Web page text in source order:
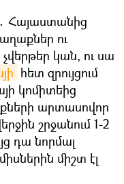
Հայաստանից
ու
կան, ու սա
հետ զրույցում
կոմիտեից
արտասովոր
շրջանում 1-2
դա նորմալ
միշտ էլ